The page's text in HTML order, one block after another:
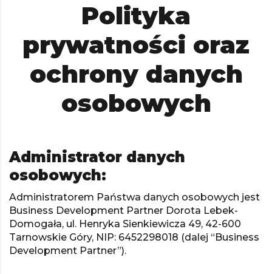
Polityka
prywatności oraz
ochrony danych
osobowych
Administrator danych
osobowych:
Administratorem Państwa danych osobowych jest
Business Development Partner Dorota Lebek-
Domogała, ul. Henryka Sienkiewicza 49, 42-600
Tarnowskie Góry, NIP: 6452298018 (dalej “Business
Development Partner”).